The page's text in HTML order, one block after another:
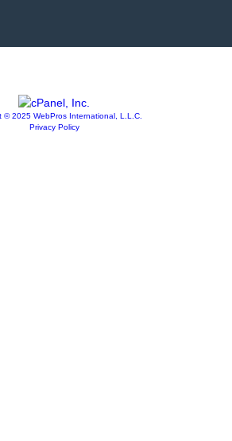
© 2025 WebPros International, L.L.C.
Privacy Policy